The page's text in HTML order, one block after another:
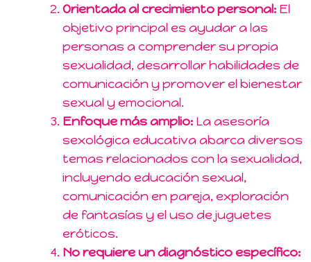
Orientada al crecimiento personal: El
objetivo principal es ayudar a las
personas a comprender su propia
sexualidad, desarrollar habilidades de
comunicación y promover el bienestar
sexual y emocional.
Enfoque más amplio: La asesoría
sexológica educativa abarca diversos
temas relacionados con la sexualidad,
incluyendo educación sexual,
comunicación en pareja, exploración
de fantasías y el uso de juguetes
eróticos.
No requiere un diagnóstico específico: